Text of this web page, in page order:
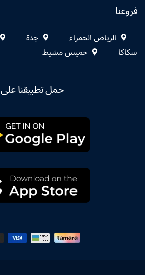
فروعنا
الرياض الحمراء جدة
سكاكا
خميس مشيط
حمل تطبيقنا على